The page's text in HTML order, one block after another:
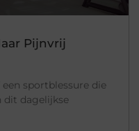
Pijnvrij
sportblessure die
dit dagelijkse